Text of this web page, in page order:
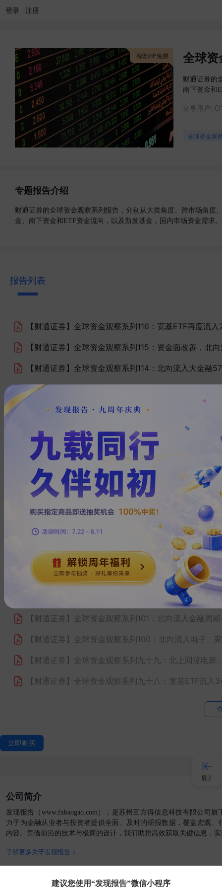
登录 注册
高级VIP免费 全球
财通证券的
南下资金和
分享用户:
全球资金观
专题报告介绍
财通证券的全球资金观察系列报告，分别从大类角度、跨市场角
金、南下资金和ETF资金流向，以及新发基金，国内市场资金需求。
报告列表
【财通证券】 全球资金观察系列116：宽基ETF再度流入
【财通证券】 全球资金观察系列115：资金面改善，北
【财通证券】 全球资金观察系列114：北向流入大金融
【财通证券】
【财通证券】全球资金观察系列：宽基ETF大幅流入
【财通证券】全球资金观察系列110：北向流入TMT板
【财通证券】 全球资金观察系列109：北向流入电子38
【财通证券】全球资金观察系列108：宽基ETF回流19
【财通证券】全球资金观察系列107：全球资金流入股
【财通证券】全球资金观察系列106：全球资金流入股
【财通证券】全球资金观察系列105：北向流入大金融
【财通证券】全球资金观察系列104：北向流入金融、
【财通证券】全球资金观察系列103：北向流入大金融
全球资金观察系列102：北向流入有色金
【财通证券】 全球资金观察系列101：北向流入金融周
【财通证券】 全球资金观察系列100：北向流入电子、
【财通证券】 全球资金观察系列九十九：北上回流电新
【财通证券】 全球资金观察系列九十八：宽基ETF流入
全球资金观察系列九十七：北向流入电子
【财通证券】
全球资金观察系列九十二：宽基ETF净流
【财通证券】 全球资金观察系列九十：北向流入银行、
【财通证券】全球资金观察系列八十九：北向大幅回流
【财通证券】
【财通证券】全球资金观察系列八十七：全球资金流入
立即购买
公司简介
发现报告（www.fxbaogao.com），是苏州互方得信息科技有限公司
力于为金融从业者与投资者提供全面、及时的研报数据，覆盖宏观、
内容。凭借前沿的技术与极简的设计，我们助您高效获取关键信息，
了解更多关于发现报告 >
客户端
建议您使用“发现报告”微信小程序
展开
接入AI
小程序
APP